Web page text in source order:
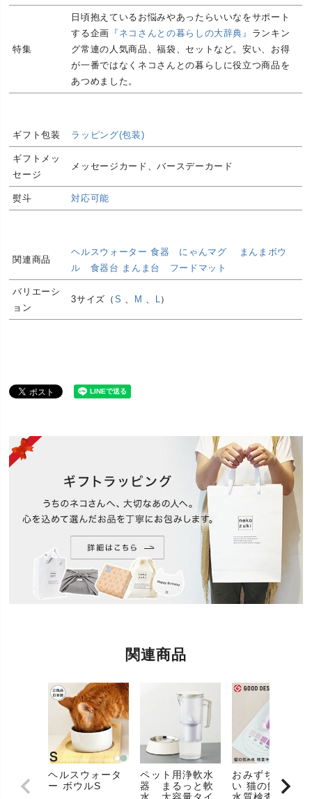
特集
日頃抱えているお悩みやあったらいいなをサポート
する企画 『ネコさんとの暮らしの大辞典』 ランキン
グ常連の人気商品、福袋、セットなど。安い、お得
が一番ではなくネコさんとの暮らしに役立つ商品を
あつめました。
ギフト包装 ラッピング(包装)
ギフトメッ
セージ
メッセージカード、バースデーカード
熨斗 対応可能
関連商品
ヘルスウォーター 食器 にゃんマグ
まんまボウ
ル
食器台 まんま台 フードマット
バリエーシ
ョン
3サイズ（ S 、 M 、 L）
関連商品
ヘルスウォータ
ー ボウルS
ペット用浄軟水
器 まるっと軟
水 大容量タイ
おみずちょうだ
い 猫の飲み水の
水質検査キット